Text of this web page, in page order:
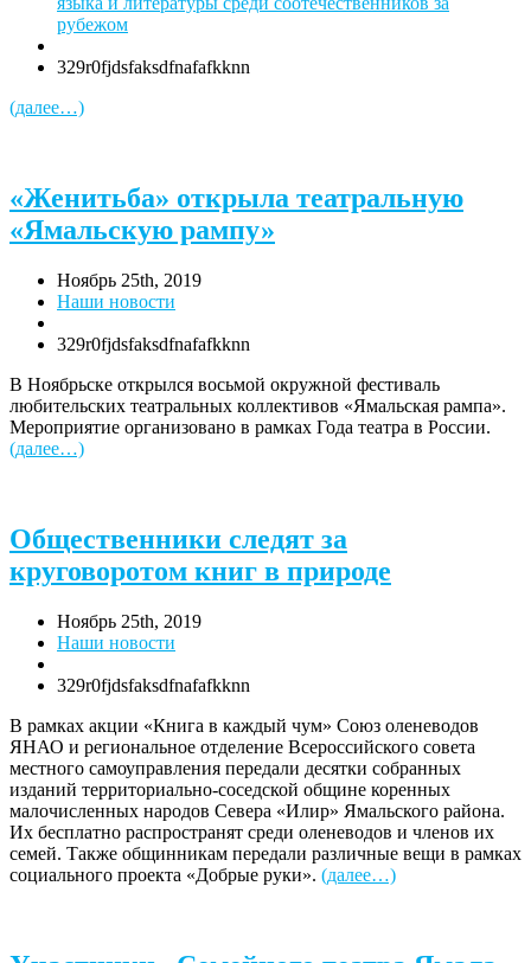
рубежом
329r0fjdsfaksdfnafafkknn
(далее…)
«Женитьба» открыла театральную
«Ямальскую рампу»
Ноябрь 25th, 2019
Наши новости
329r0fjdsfaksdfnafafkknn
В Ноябрьске открылся восьмой окружной фестиваль
любительских театральных коллективов «Ямальская рампа».
Мероприятие организовано в рамках Года театра в России.
(далее…)
Общественники следят за
круговоротом книг в природе
Ноябрь 25th, 2019
Наши новости
329r0fjdsfaksdfnafafkknn
В рамках акции «Книга в каждый чум» Союз оленеводов
ЯНАО и региональное отделение Всероссийского совета
местного самоуправления передали десятки собранных
изданий территориально-соседской общине коренных
малочисленных народов Севера «Илир» Ямальского района.
Их бесплатно распространят среди оленеводов и членов их
семей. Также общинникам передали различные вещи в рамках
социального проекта «Добрые руки». (далее…)